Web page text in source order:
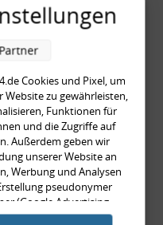
mit
US-Ecken,
Typ 89,
+
999,99 €
Cookies und Pixel, um
zu gewährleisten,
Funktionen für
und die Zugriffe auf
Außerdem geben wir
unserer Website an
Werbung und Analysen
pseudonymer
(Google Advertising
möglicherweise mit
Partner